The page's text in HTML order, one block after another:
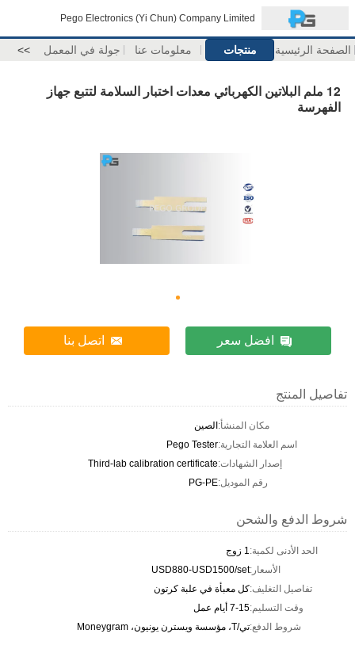
Pego Electronics (Yi Chun) Company Limited
الصفحة الرئيسية منتجات معلومات عنا جولة في المعمل >>
12 ملم البلاتين الكهربائي معدات اختبار السلامة لتتبع جهاز
الفهرسة
افضل سعر اتصل بنا
تفاصيل المنتج
مكان المنشأ:الصين
اسم العلامة التجارية:Pego Tester
إصدار الشهادات:Third-lab calibration certificate
رقم الموديل:PG-PE
شروط الدفع والشحن
الحد الأدنى لكمية:1 زوج
الأسعار:USD880-USD1500/set
تفاصيل التغليف:كل معبأة في علبة كرتون
وقت التسليم:7-15 أيام عمل
شروط الدفع:تي/T، مؤسسة ويسترن يونيون، Moneygram